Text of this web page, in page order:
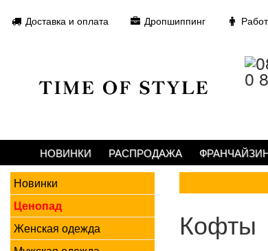
Доставка и оплата Дропшиппинг
0
НОВИНКИ РАСПРОДАЖА
Новинки
Ценопад
Женская одежда
Кофты